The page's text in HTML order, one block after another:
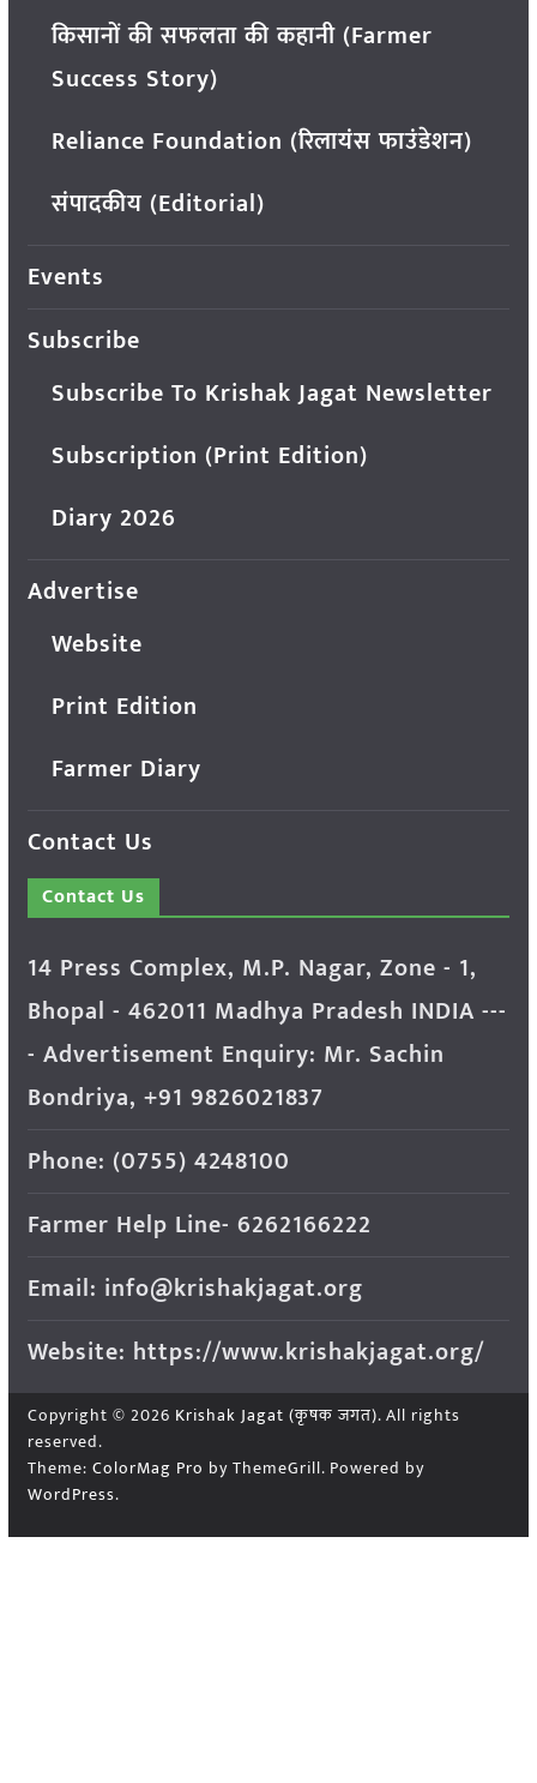
किसानों की सफलता की कहानी (Farmer
Success Story)
Reliance Foundation (रिलायंस फाउंडेशन)
संपादकीय (Editorial)
Events
Subscribe
Subscribe To Krishak Jagat Newsletter
Subscription (Print Edition)
Diary 2026
Advertise
Website
Print Edition
Farmer Diary
Contact Us
Contact Us
14 Press Complex, M.P. Nagar, Zone - 1,
Bhopal - 462011 Madhya Pradesh INDIA ---
- Advertisement Enquiry: Mr. Sachin
Bondriya, +91 9826021837
Phone: (0755) 4248100
Farmer Help Line- 6262166222
Email: info@krishakjagat.org
Website: https://www.krishakjagat.org/
Copyright © 2026 Krishak Jagat (कृषक जगत). All rights
reserved.
Theme: ColorMag Pro by ThemeGrill. Powered by
WordPress.